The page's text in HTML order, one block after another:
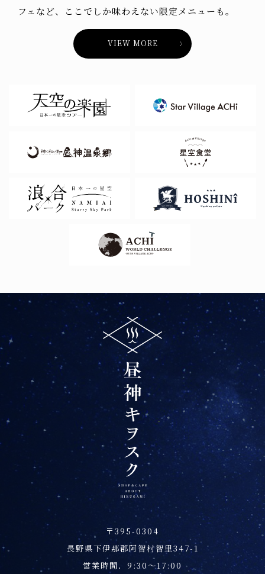
フェなど、ここでしか味わえない限定メニューも。
VIEW MORE
〒395-0304
長野県下伊那郡阿智村智里347-1
営業時間．9:30～17:00